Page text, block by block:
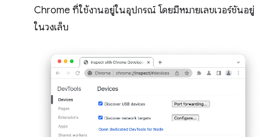
Chrome ที่ใช้งานอยู่ในอุปกรณ์ โดยมีหมายเลขเวอร์ชันอยู่
ในวงเล็บ